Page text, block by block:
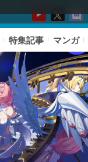
特集記事 マンガ